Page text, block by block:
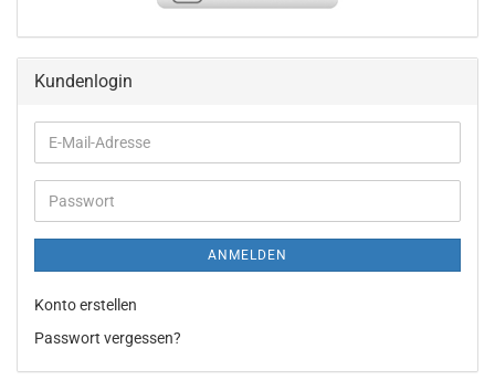
Kundenlogin
E-
Mail-
Adresse
Passwort
ANMELDEN
Konto erstellen
Passwort vergessen?